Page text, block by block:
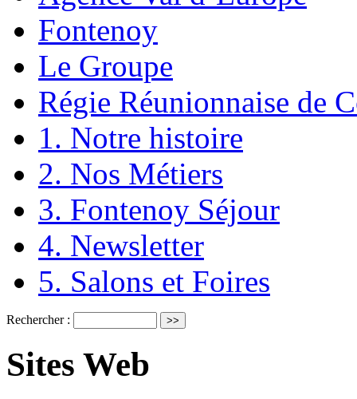
Fontenoy
Le Groupe
Régie Réunionnaise de
1. Notre histoire
2. Nos Métiers
3. Fontenoy Séjour
4. Newsletter
5. Salons et Foires
Rechercher :
Sites Web